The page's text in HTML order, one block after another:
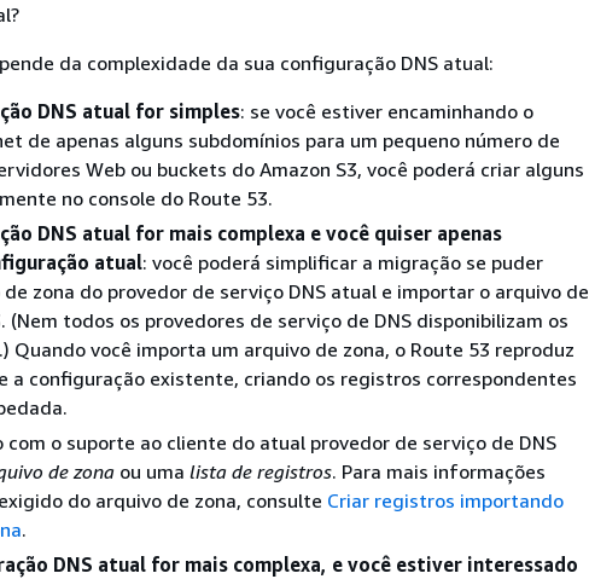
da complexidade da sua configuração DNS atual:
DNS atual for simples: se você estiver encaminhando o
de apenas alguns subdomínios para um pequeno número de
Web ou buckets do Amazon S3, você poderá criar alguns
no console do Route 53.
DNS atual for mais complexa e você quiser apenas
atual: você poderá simplificar a migração se puder
zona do provedor de serviço DNS atual e importar o arquivo de
(Nem todos os provedores de serviço de DNS disponibilizam os
Quando você importa um arquivo de zona, o Route 53 reproduz
a configuração existente, criando os registros correspondentes
o suporte ao cliente do atual provedor de serviço de DNS
de zona ou uma lista de registros. Para mais informações
do arquivo de zona, consulte Criar registros importando
.
DNS atual for mais complexa, e você estiver interessado